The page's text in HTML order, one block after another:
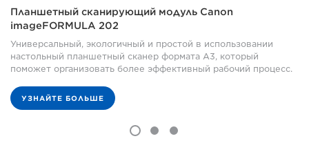
Планшетный сканирующий модуль Canon
imageFORMULA 202
Универсальный, экологичный и простой в использовании
настольный планшетный сканер формата A3, который
поможет организовать более эффективный рабочий процесс.
УЗНАЙТЕ БОЛЬШЕ